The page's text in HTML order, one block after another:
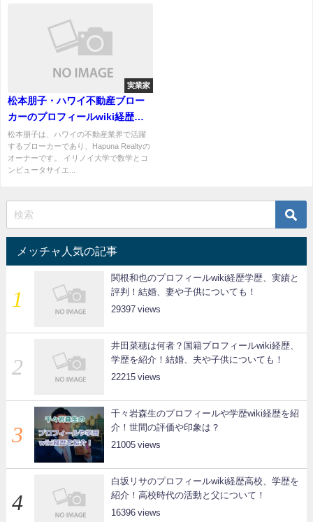
実業家
松本朋子・ハワイ不動産ブロー
カーのプロフィールwiki経歴学
歴！Hapuna Realtyのオーナー
松本朋子は、ハワイの不動産業界で活躍
するブローカーであり、Hapuna Realtyの
オーナーです。 イリノイ大学で数学とコ
ンピュータサイエ...
メッチャ人気の記事
関根和也のプロフィールwiki経歴学歴、実績と
評判！結婚、妻や子供についても！
29397
井田菜穂は何者？国籍プロフィールwiki経歴、
学歴を紹介！結婚、夫や子供についても！
22215
千々岩森生のプロフィールや学歴wiki経歴を紹
介！世間の評価や印象は？
21005
白坂リサのプロフィールwiki経歴高校、学歴を
紹介！高校時代の活動と父について！
16396